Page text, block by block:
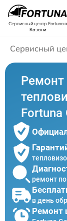
Сервисный центр Fortunaв
Казани
Сервисный
Ремонт
Fortuna
ремонт
в день
Ремонт